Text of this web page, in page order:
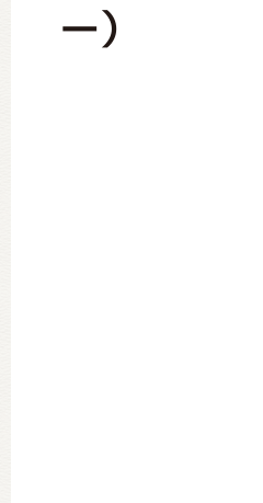
ー）
ミュージカ
おたのしみ
チア ジャッキ